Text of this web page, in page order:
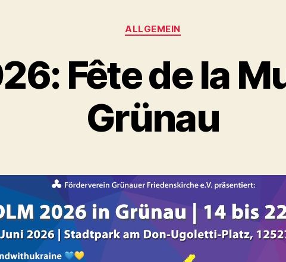
Kategorien
ALLGEMEIN
Fête de la
Grünau